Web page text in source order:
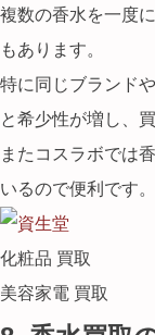
複数の香水を一度
もあります。
特に同じブランド
と希少性が増し、
またコスラボでは
いるので便利です。
化粧品 買取
美容家電 買取